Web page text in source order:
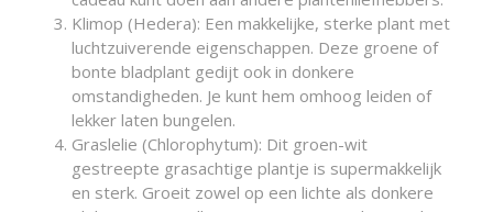
Klimop (Hedera): Een makkelijke, sterke plant met
luchtzuiverende eigenschappen. Deze groene of
bonte bladplant gedijt ook in donkere
omstandigheden. Je kunt hem omhoog leiden of
lekker laten bungelen.
Graslelie (Chlorophytum): Dit groen-wit
gestreepte grasachtige plantje is supermakkelijk
en sterk. Groeit zowel op een lichte als donkere